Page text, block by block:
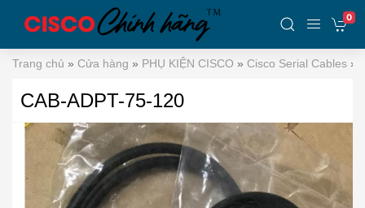
0
Trang chủ » Cửa hàng » PHỤ KIỆN CISCO » Cisco Serial Cables »
CAB-ADPT-75-120